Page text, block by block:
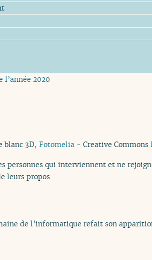
l’année 2020
blanc 3D, Fotomelia - Creative Commons
personnes qui interviennent et ne
leurs propos.
de l’informatique refait son